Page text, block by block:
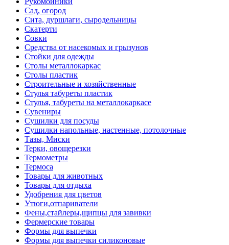
Сад, огород
Сита, дуршлаги, сыродельницы
Скатерти
Совки
Средства от насекомых и грызунов
Стойки для одежды
Столы металлокаркас
Столы пластик
Строительные и хозяйственные
Стулья табуреты пластик
Стулья, табуреты на металлокаркасе
Сувениры
Сушилки для посуды
Сушилки напольные, настенные, потолочные
Тазы, Миски
Терки, овощерезки
Термометры
Термоса
Товары для животных
Товары для отдыха
Удобрения для цветов
Утюги,отпариватели
Фены,стайлеры,щипцы для завивки
Фермерские товары
Формы для выпечки
Формы для выпечки силиконовые